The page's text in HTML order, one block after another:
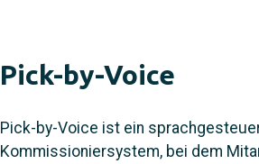
Pick-by-Voice
Pick-by-Voice ist ein
Kommissioniersystem, bei dem